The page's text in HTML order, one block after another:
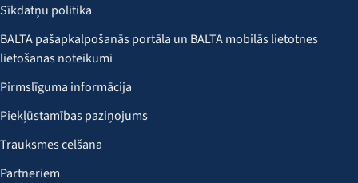
Sīkdatņu politika
BALTA pašapkalpošanās portāla un BALTA mobilās lietotnes
lietošanas noteikumi
Pirmslīguma informācija
Piekļūstamības paziņojums
Trauksmes celšana
Partneriem